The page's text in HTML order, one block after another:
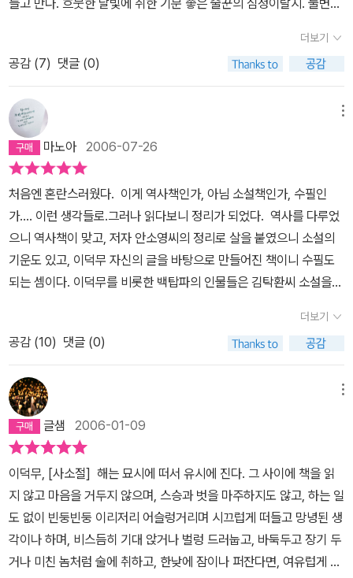
니다. 책을 사랑하는 사람은 적어도 이덕무 정도는 되어야 하지 않을
까, 말이 있을 정도이다. 이것은 부러움을 넘어서 시기심이 익살스럽
게 넘쳐난다. 책만 보는 바보라고 해서 오직 책만 아는 바보라는 생각
우리에게 스승이었다. 그에게 책은 양식(糧食)이었다. 가난한 탓에
배고픈 배를 밥이 아니라 책으로 채웠다. 그것도 모자라 『맹자』를 팔
아 끼니를 때워야 했던 설움은 얼마나 비통한 일인가? 또 서자라는
신분의 굴레 때문에 할 수 있는 일은 아무것도 없었다. 온종일 책만 읽
을 수밖에 없었다. 대장부의 비애감을 생각해보면 책 읽는 것이 마냥
즐겁지 않았을 것이다. 그러나 그는 눈(目)으로만 책읽기를 하지 않
았다. 그는 눈과 귀, 코, 입이라는 감각을 동원해서 책을 읽었다. 만약
그가 눈으로만 책을 읽었다면 책은 양식(良識)이 되지 못했을 것이
다. 그의 독서 자체는 한마디로 <이목구심>이었다. 눈으로 보고 귀로
만 그의 마음은 우주(宇宙)를 수십 번 오갔다. 이렇듯 그는 책을 통해
서 마음의 빗장을 열고 비로소 세상 속으로 들어가고자 했던 것이다.
우리가 그를 실학자라고 부르는 것은 이러한 마음가짐 때문이다. 이
덕무를 비롯해 그의 벗인 유득공, 박제가, 이서구 등도 책에 대한 열정
이 대단했다. 그리고 그의 스승인 박지원, 홍대용은 어떤가? 그들은
신분을 초월하여 서로 하나가 되어 시와 노래를 부르며 고난의 시대
를 풍미했다. 풍자와 해학이 넘쳐흐르는 그들은 무엇보다도 책으로
맺어진 인연이었다. 또한 책으로 배운 사상으로 비뚤어진 세상을 바
로잡으려고 실천하였다. 이렇듯 책이 가지고 있는 힘은 대단하다. 이
덕무와 그의 벗들은 이런 책과 함께 동고동락했다. 그렇다고 뜬구름
마냥 세월을 허비하지 않았다. 비록 어려운 환경에서도 치열하게 살
아야 한다는 것이 부끄러운 일이 아니라 오히려 떳떳했던 마음의 여
일컫는 말이다. 저자는 이덕무의 <간서치전(看書痴傳)>을 읽으면
서 그토록 젊은 나이에 종일 책만 보는 처지가 될 수밖에 없는 그에게
로 시선을 돌린다. 그리고 “사실로 문살을 반듯하게 짠 다음 상상으로
만든 은은한 창호지를 그 위에 덧붙여 문을 내보았”(P.7)다고 밝힌
다. 저자는 이덕무를 주 인물로 한 팩션(faction)을 쓴 셈이다.
무에 대해서는 잘 알지 못하였다. 국사책에 얼핏 스쳐지나가는 인물
정도, 그리고 <청장관전서>라는 저작물 이름. 이 책을 읽으면서 그나
마 친숙한 연암 박지원과 담헌 홍대용의 제자이자 후배이며, 유득공
과 박제가의 선배이자 친우임을 비로소 알게 되었다. 그의 손자가 백
과사전서인 <오주연문장전산고>를 쓴 이규경이라는 사실도.이 정
도에 그친다면 별로 주목거리가 되지 못한다. 세상에 드러나지 못한
채 초야에 묻힌 인재들이 어디 한둘인가. 이덕무는 조선후기 사가(四
家)시인의 한 명으로 중국에까지도 성명을 날린 인물이다. 사가시인
은 이덕무, 박제가, 유득공과 이서구를 지칭한다. 그만큼 시적 재능이
분이었다. 흔히 말하는 반쪽 양반. 양반이 아니기에 관직에 나아갈 수
없으며, 평민이 아니기에 농사나 장사를 할 수도 없는 (엄격한 신분제
하에서 그들은 이를 깨뜨리려는 시도를 감행할 수 없다) 어중간한 지
위. 그래서 이덕무는 종일토록 책만 보며 나날을 보내는 외에 달리 할
일이 없었다. 조선시대에 선비가 책을 읽는 목적은 자기 수양 외에 치
국(治國)에도 뜻을 두는데 연유가 있다. 자신의 재능과 학식을 세상
에 쓸 수 없다면 얼마나 답답할 것이며, 현실적인 차원에서 가족의 생
계는 어찌 마련할 수 있겠는가.천만다행으로 그의 글에서는 양반의
고루함이 배어나오지 않는다. 스스로 고상한 척 잘난 체하지 않는다.
더보기
공감 (7) 댓글 (0)
마노아2006-07-26
처음엔 혼란스러웠다. 이게 역사책인가, 아님 소설책인가, 수필인
가.... 이런 생각들로.그러나 읽다보니 정리가 되었다. 역사를 다루었
으니 역사책이 맞고, 저자 안소영씨의 정리로 살을 붙였으니 소설의
기운도 있고, 이덕무 자신의 글을 바탕으로 만들어진 책이니 수필도
되는 셈이다. 이덕무를 비롯한 백탑파의 인물들은 김탁환씨 소설을
통해서 자주 본 이름들이다. 그런데도, 그 모든 책에서 나왔던 이름보
다도, 이 책을 통해서 등장한 인물들이 가장 현실감이 있었고 무게감
도 가장 컸다. 왜일까? 난 그것이 이 책의 제목에서 느껴지는 분위기
때문이 아닌가 싶다.책만 보는 바보라고 적혀 있는 타이틀은 먹글씨
로 쓴 손글씨인데, 어린 아이가 쓴 것마냥 삐뚤삐뚤한 글씨체지만 친
근감이 있고, 역시 수묵으로 그린 선비의 그림도 꼬장꼬장한 양반의
모습보다 세상물정 모르지만 늘 한 길을 파는 순백 느낌의 선비를 떠
올리게 한다. 독자로 하여금 긴장감을 풀어주고 경계심마저 해체하
여 작품에서 이야기하는 그것을 마치 일대일로 듣는 것같은 현실감을
주는 것이다. 이 책이 소설적 기법을 사용하여 이덕무와 그의 친구, 스
승, 일, 가족을 얘기할 때, 가장 주축이 되는 설정, 그리고 사실은 그가
서자라는 사실이다. 조선 시대에 서자로 살면서 어깨 펴고 살기는 어
더보기
공감 (10) 댓글 (0)
글샘 2006-01-09
이덕무, [사소절] 해는 묘시에 떠서 유시에 진다. 그 사이에 책을 읽
지 않고 마음을 거두지 않으며, 스승과 벗을 마주하지도 않고, 하는 일
도 없이 빈둥빈둥 이리저리 어슬렁거리며 시끄럽게 떠들고 망녕된 생
각이나 하며, 비스듬히 기대 앉거나 벌렁 드러눕고, 바둑두고 장기 두
거나 미친 놈처럼 술에 취하고, 한낮에 잠이나 퍼잔다면, 여유럽게 스